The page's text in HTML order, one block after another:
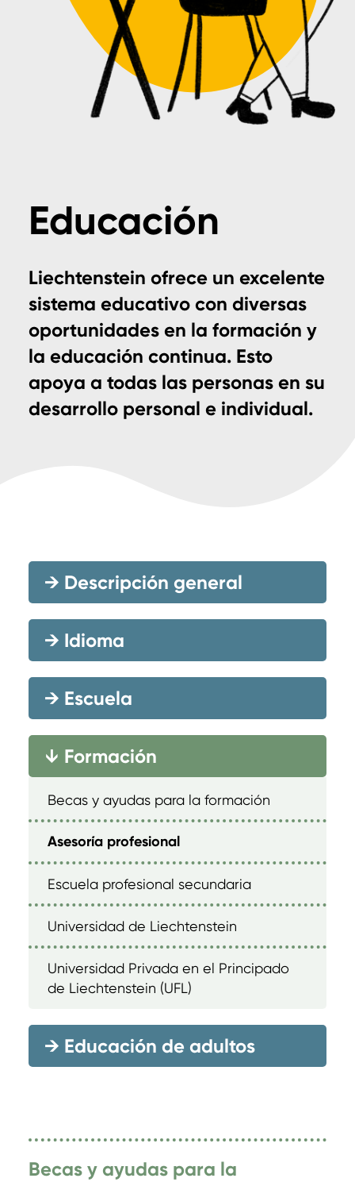
Educación
Liechtenstein ofrece un excelente
sistema educativo con diversas
oportunidades en la formación y
la educación continua. Esto
apoya a todas las personas en su
desarrollo personal e individual.
→ Descripción general
→ Idioma
→ Escuela
→ Formación
Becas y ayudas para la formación
Asesoría profesional
Escuela profesional secundaria
Universidad de Liechtenstein
Universidad Privada en el Principado
de Liechtenstein (UFL)
→ Educación de adultos
Becas y ayudas para la